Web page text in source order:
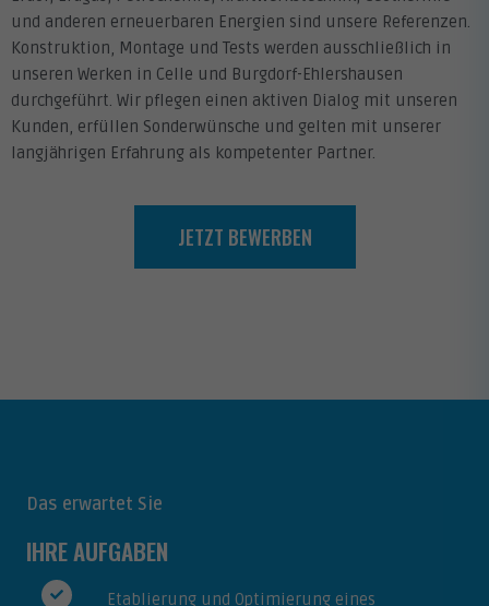
und anderen erneuerbaren Energien sind unsere Referenzen.
Konstruktion, Montage und Tests werden ausschließlich in
unseren Werken in Celle und Burgdorf-Ehlershausen
durchgeführt. Wir pflegen einen aktiven Dialog mit unseren
Kunden, erfüllen Sonderwünsche und gelten mit unserer
langjährigen Erfahrung als kompetenter Partner.
JETZT BEWERBEN
Das erwartet Sie
IHRE AUFGABEN
Etablierung und Optimierung eines